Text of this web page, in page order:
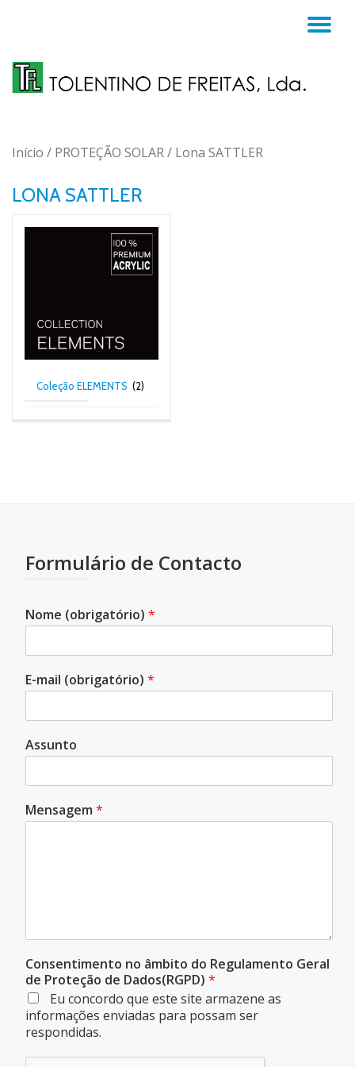
content
Início / PROTEÇÃO SOLAR/ Lona SATTLER
LONA SATTLER
Coleção ELEMENTS (2)
Formulário de Contacto
Nome (obrigatório) *
E-mail (obrigatório) *
Assunto
Mensagem *
Consentimento no âmbito do Regulamento Geral
de Proteção de Dados(RGPD) *
Eu concordo que este site armazene as
informações enviadas para possam ser
respondidas.